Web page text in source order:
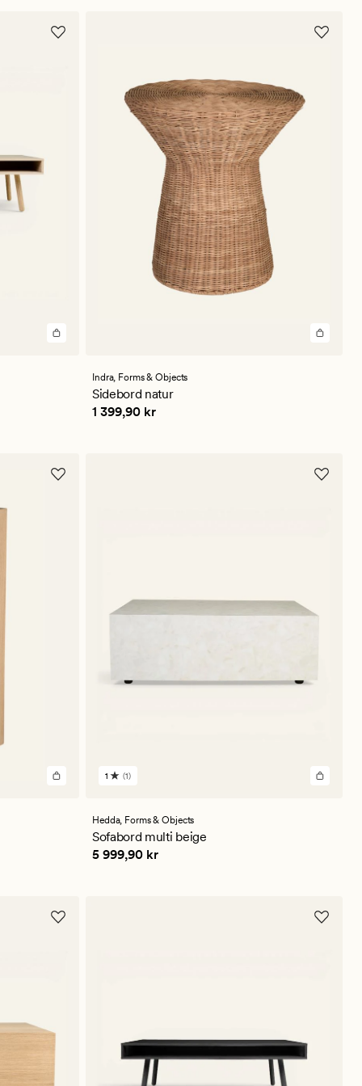
Indra, Forms & Objects
Sidebord natur
Pris 1 399,90 kr
1 399,90 kr
1
en
gjennomsnittlig
vurdering
på
1 (1)
Hedda, Forms & Objects
Sofabord multi beige
Pris 5 999,90 kr
5 999,90 kr